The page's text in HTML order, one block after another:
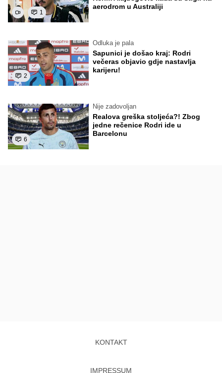
1
aerodrom u Australiji
2
Odluka je pala
Sapunici je došao kraj: Rodri
večeras objavio gdje nastavlja
karijeru!
6
Nije zadovoljan
Realova greška stoljeća?! Zbog
jedne rečenice Rodri ide u
Barcelonu
KONTAKT
IMPRESSUM